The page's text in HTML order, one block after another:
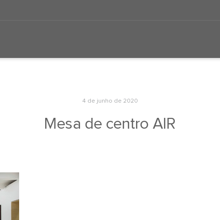
4 de junho de 2020
Mesa de centro AIR